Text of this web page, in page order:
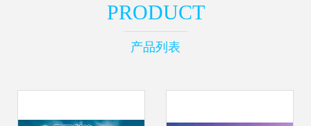
PRODUCT
产品列表